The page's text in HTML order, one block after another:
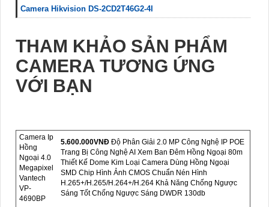
Camera Hikvision DS-2CD2T46G2-4I
THAM KHẢO SẢN PHẨM
CAMERA TƯƠNG ỨNG
VỚI BẠN
Camera Ip
Hồng
Ngoại 4.0
Megapixel
Vantech
VP-
4690BP
5.600.000VNÐ Độ Phân Giải 2.0 MP Công Nghệ IP POE
Trang Bị Công Nghệ AI Xem Ban Đêm Hồng Ngoại 80m
Thiết Kế Dome Kim Loại Camera Dùng Hồng Ngoại
SMD Chip Hình Ảnh CMOS Chuẩn Nén Hình
H.265+/H.265/H.264+/H.264 Khả Năng Chống Ngược
Sáng Tốt Chống Ngược Sáng DWDR 130db